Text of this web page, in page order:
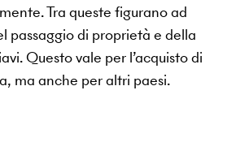
Tra queste figurano ad
passaggio di proprietà e della
Questo vale per l’acquisto di
ma anche per altri paesi.